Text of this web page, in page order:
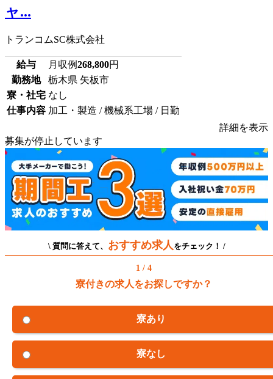
ャ...
トランコムSC株式会社
給与 月収例268,800円
勤務地
栃木県 矢板市
寮・社宅 なし
仕事内容 加工・製造 / 機械系工場 / 日勤
詳細を表示
募集が停止しています
\ 質問に答えて、 おすすめ求人 をチェック！ /
1 / 4
寮付きの求人をお探しですか？
寮あり
寮なし